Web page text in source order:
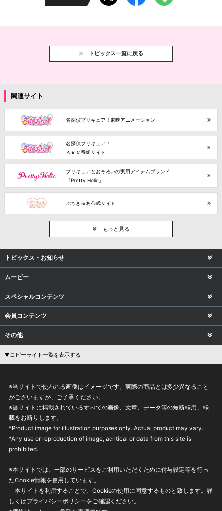
トピックス一覧に戻る
関連サイト
名探偵プリキュア！東映アニメーション
名探偵プリキュア！
ＡＢＣ番組サイト
プリキュアとおそろいの実用アイテムブランド
『Pretty Holic』
ぷちきゅあ公式サイト
もっと見る
トピックス・お知らせ
ムービー
スペシャルコンテンツ
会員コンテンツ
その他
▼コピーライト一覧を表示する
※当サイトで使われる画像はイメージです。実際の商品とは多少異なること
がございますが、ご了承ください。
※当サイトに掲載されているすべての画像、文章、データ等の無断転用、転
載をお断りします。
*Product image for illustration purposes only. Actual product may vary.
*Any use or reproduction of image, acritical or data from this site is
prohibited.
※本サイトでは、一部のサービスをご利用いただくために付与設定等を行っ
たCookie情報を使用しています。
本サイトを利用することで、Cookieの使用に同意するものと致します。詳
しくはプライバシーポリシーをご確認ください。